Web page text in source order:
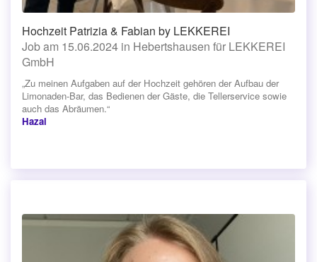
Hochzeit Patrizia & Fabian by LEKKEREI
Job am 15.06.2024 in Hebertshausen für LEKKEREI
GmbH
„Zu meinen Aufgaben auf der Hochzeit gehören der Aufbau der
Limonaden-Bar, das Bedienen der Gäste, die Tellerservice sowie
auch das Abräumen.“
Hazal